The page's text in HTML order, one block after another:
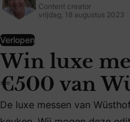
Content creator
vrijdag, 18 augustus 2023
Verlopen
Win luxe
€500 van
De luxe messen van
De luxe messen van